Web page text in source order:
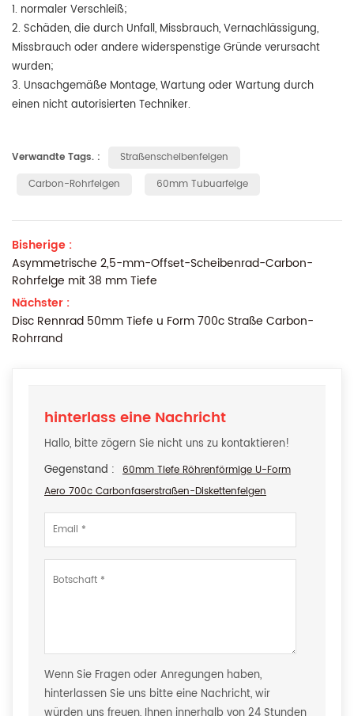
1. normaler Verschleiß;
2. Schäden, die durch Unfall, Missbrauch, Vernachlässigung,
Missbrauch oder andere widerspenstige Gründe verursacht
wurden;
3. Unsachgemäße Montage, Wartung oder Wartung durch
einen nicht autorisierten Techniker.
Verwandte Tags. :
Straßenscheibenfelgen
Carbon-Rohrfelgen
60mm Tubuarfelge
Bisherige :
Asymmetrische 2,5-mm-Offset-Scheibenrad-Carbon-
Rohrfelge mit 38 mm Tiefe
Nächster :
Disc Rennrad 50mm Tiefe u Form 700c Straße Carbon-
Rohrrand
hinterlass eine Nachricht
Hallo, bitte zögern Sie nicht uns zu kontaktieren!
Gegenstand :
60mm Tiefe Röhrenförmige U-Form
Aero 700c Carbonfaserstraßen-Diskettenfelgen
Wenn Sie Fragen oder Anregungen haben,
hinterlassen Sie uns bitte eine Nachricht, wir